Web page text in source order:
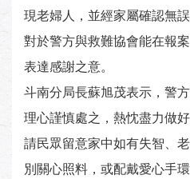
現老婦人，並經家屬確認無
對於警方與救難協會能在報
表達感謝之意。
斗南分局長蘇旭茂表示，警
理心謹慎處之，熱忱盡力做
請民眾留意家中如有失智、
別關心照料，或配戴愛心手